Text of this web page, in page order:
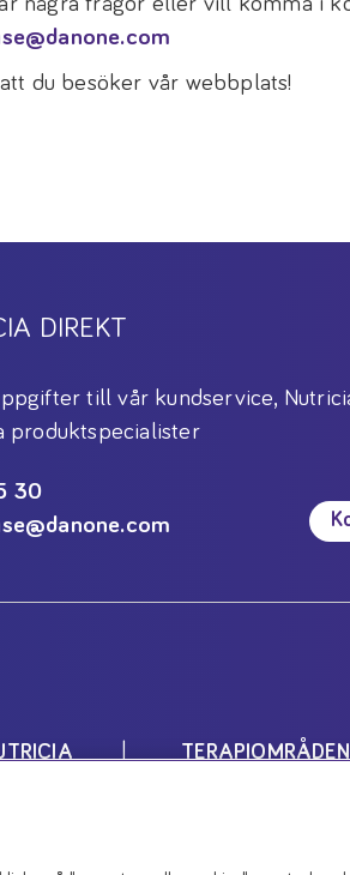
du besöker vår webbplats!
DIREKT
till vår kundservice,
produktspecialister
30
TERAPIOMRÅDEN
Nutricias produkter är livsmedel